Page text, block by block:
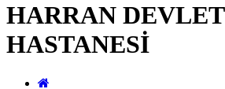
HARRAN DEVLET
HASTANESİ